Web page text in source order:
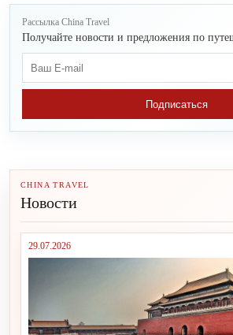
Рассылка China Travel
Получайте новости и предложения по
Подписаться
CHINA TRAVEL
Новости
29.07.2026